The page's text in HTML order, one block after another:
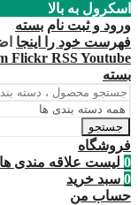
اسکرول به بالا
ورود و ثبت نام بسته
فهرست خود را اینجا
Flickr RSSYoutube
بسته
جستجو
فروشگاه
0 لیست علاقه مندی ها
0 سبد خرید
حساب من